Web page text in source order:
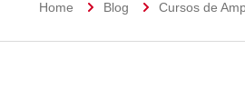
Home Blog Cursos de